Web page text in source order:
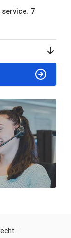
service. 7